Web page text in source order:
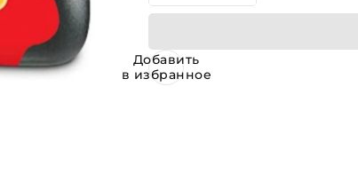
Добавить
в избранное